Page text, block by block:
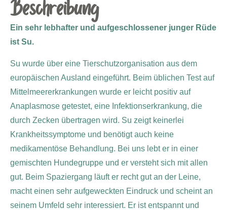
Beschreibung
Ein sehr lebhafter und aufgeschlossener junger Rüde
ist Su.
Su wurde über eine Tierschutzorganisation aus dem
europäischen Ausland eingeführt. Beim üblichen Test auf
Mittelmeererkrankungen wurde er leicht positiv auf
Anaplasmose getestet, eine Infektionserkrankung, die
durch Zecken übertragen wird. Su zeigt keinerlei
Krankheitssymptome und benötigt auch keine
medikamentöse Behandlung. Bei uns lebt er in einer
gemischten Hundegruppe und er versteht sich mit allen
gut. Beim Spaziergang läuft er recht gut an der Leine,
macht einen sehr aufgeweckten Eindruck und scheint an
seinem Umfeld sehr interessiert. Er ist entspannt und